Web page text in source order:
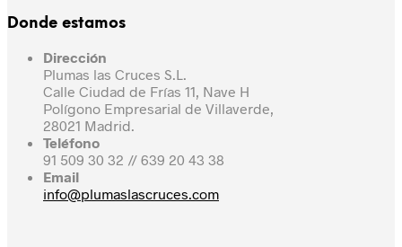
Donde estamos
Dirección
Plumas las Cruces S.L.
Calle Ciudad de Frías 11, Nave H
Polígono Empresarial de Villaverde,
28021 Madrid.
Teléfono
91 509 30 32 // 639 20 43 38
Email
info@plumaslascruces.com